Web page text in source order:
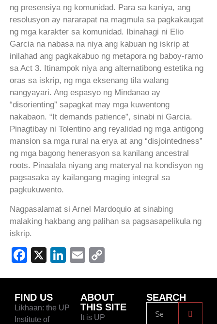
ng presensiya ng komunidad. Para sa kaniya, ang
resolusyon ay nararapat na magmula sa pagkakaugat
ng mga karakter sa komunidad. Ibinahagi ni Elio
Garcia na nabasa na niya ang kabuan ng iskrip at
inilahad ang pagkakabuo ng metapora ng baboy-ramo
sa Act 3. Itinampok niya ang alternatibong estetika ng
oras sa iskrip, ng mga eksenang tila walang
nangyayari. Ang espasyo ng Mindanao ay
“disorienting” sapagkat may mga kuwentong
nakabaon. “It demands patience”, sinabi ni Garcia.
Pinagtibay ni Tolentino ang reyalidad ng mga antigong
mansion sa mga rural na erya at ang “disjointedness”
ng mga bagong henerasyon sa kanilang ancestral
roots. Pinaalala niyang ang materyal na kondisyon ng
pagsasaka ay kailangang maging integral sa
pagkukuwento.
Nagpasalamat si Arnel Mardoquio at sinabing
malaking hakbang ang palihan sa pagsasapelikula ng
iskrip.
Facebook
X LinkedIn
Email
FIND US
Likhaan: the UP
Institute of
ABOUT
THIS SITE
It is UP
SEARCH